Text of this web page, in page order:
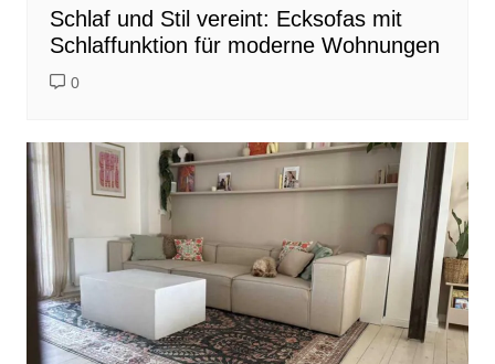
Schlaf und Stil vereint: Ecksofas mit
Schlaffunktion für moderne Wohnungen
0